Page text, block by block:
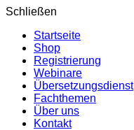
Schließen
Startseite
Shop
Registrierung
Webinare
Übersetzungsdienst
Fachthemen
Über uns
Kontakt